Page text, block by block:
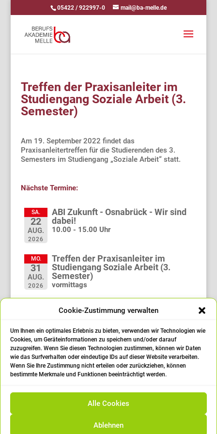
Cookie-Zustimmung verwalten
Um Ihnen ein optimales Erlebnis zu bieten, verwenden wir Technologien wie
Cookies, um Geräteinformationen zu speichern und/oder darauf
zuzugreifen. Wenn Sie diesen Technologien zustimmen, können wir Daten
wie das Surfverhalten oder eindeutige IDs auf dieser Website verarbeiten.
Wenn Sie Ihre Zustimmung nicht erteilen oder zurückziehen, können
bestimmte Merkmale und Funktionen beeinträchtigt werden.
Alle Cookies
Ablehnen
05422 / 922997-0 mail@ba-melle.de
Treffen der Praxisanleiter im
Studiengang Soziale Arbeit (3.
Semester)
Am 19. September 2022 findet das
Praxisanleitertreffen für die Studierenden des 3.
Semesters im Studiengang „Soziale Arbeit“ statt.
Nächste Termine:
SA.
22
AUG.
2026
ABI Zukunft - Osnabrück - Wir sind
dabei!
10.00 - 15.00 Uhr
MO.
31
AUG.
2026
Treffen der Praxisanleiter im
Studiengang Soziale Arbeit (3.
Semester)
vormittags
2026
Treffen der Praxisanleiter im
Studiengang Soziale Arbeit (1.
vormittags
FR.
25
SEP.
Abschlussfeier
14:00 Uhr